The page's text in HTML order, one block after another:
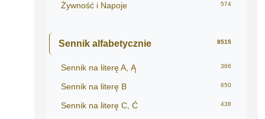
Żywność i Napoje 574
Sennik alfabetycznie 8515
Sennik na literę A, Ą 366
Sennik na literę B 650
Sennik na literę C, Ć 438